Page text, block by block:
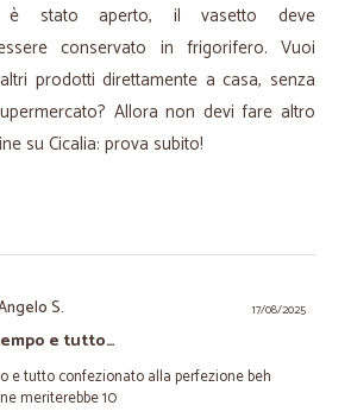
stato aperto, il vasetto deve
conservato in frigorifero. Vuoi
prodotti direttamente a casa, senza
Allora non devi fare altro
su Cicalia: prova subito!
17/08/2025
S.
e tutto…
e tutto confezionato alla perfezione beh
meriterebbe 10